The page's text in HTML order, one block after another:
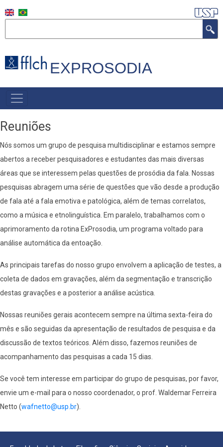
to
EXPROSODIA
NAVEGAÇÃO
PRINCIPAL
Reuniões
Nós somos um grupo de pesquisa multidisciplinar e estamos sempre
abertos a receber pesquisadores e estudantes das mais diversas
áreas que se interessem pelas questões de prosódia da fala. Nossas
pesquisas abragem uma série de questões que vão desde a produção
de fala até a fala emotiva e patológica, além de temas correlatos,
como a música e etnolinguística. Em paralelo, trabalhamos com o
aprimoramento da rotina ExProsodia, um programa voltado para
análise automática da entoação.
As principais tarefas do nosso grupo envolvem a aplicação de testes, a
coleta de dados em gravações, além da segmentação e transcrição
destas gravações e a posterior a análise acústica.
Nossas reuniões gerais acontecem sempre na última sexta-feira do
mês e são seguidas da apresentação de resultados de pesquisa e da
discussão de textos teóricos. Além disso, fazemos reuniões de
acompanhamento das pesquisas a cada 15 dias.
Se você tem interesse em participar do grupo de pesquisas, por favor,
envie um e-mail para o nosso coordenador, o prof. Waldemar Ferreira
Netto (wafnetto@usp.br).